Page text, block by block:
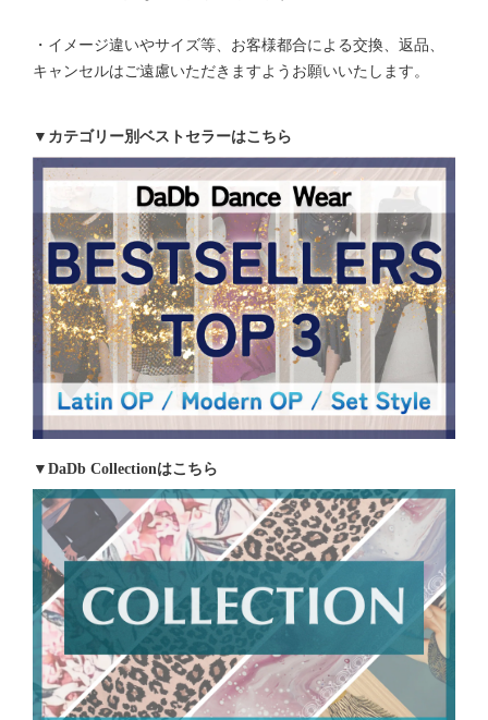
・イメージ違いやサイズ等、お客様都合による交換、返品、
キャンセルはご遠慮いただきますようお願いいたします。
▼カテゴリー別ベストセラーはこちら
▼DaDb Collectionはこちら